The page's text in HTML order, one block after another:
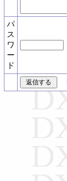
パ
ス
ワ
ー
ド